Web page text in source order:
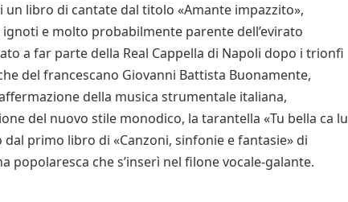
libro di cantate dal titolo «Amante impazzito»,
e molto probabilmente parente dell’evirato
a far parte della Real Cappella di Napoli dopo i trionfi
del francescano Giovanni Battista Buonamente,
della musica strumentale italiana,
del nuovo stile monodico, la tarantella «Tu bella ca lu
primo libro di «Canzoni, sinfonie e fantasie» di
popolaresca che s’inserì nel filone vocale-galante.